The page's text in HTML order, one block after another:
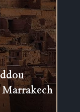
Marrakech